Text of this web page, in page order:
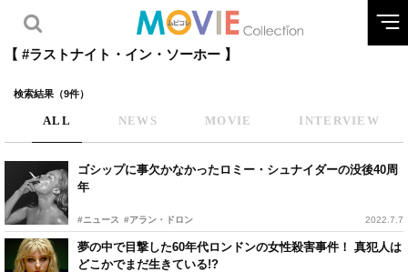
【 #ラストナイト・イン・ソーホー 】
検索結果（9件）
ALL NEWS MOVIE INTERVIEW
ゴシップに事欠かなかったロミー・シュナイダーの没後40周
年
#ニュース #アラン・ドロン 2022.7.7
夢の中で目撃した60年代ロンドンの女性殺害事件！ 真犯人は
どこかでまだ生きている!?